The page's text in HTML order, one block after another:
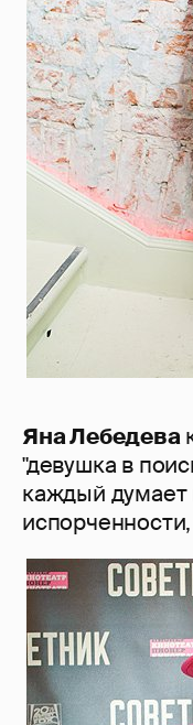
Яна Лебедева
"девушка в
каждый думает